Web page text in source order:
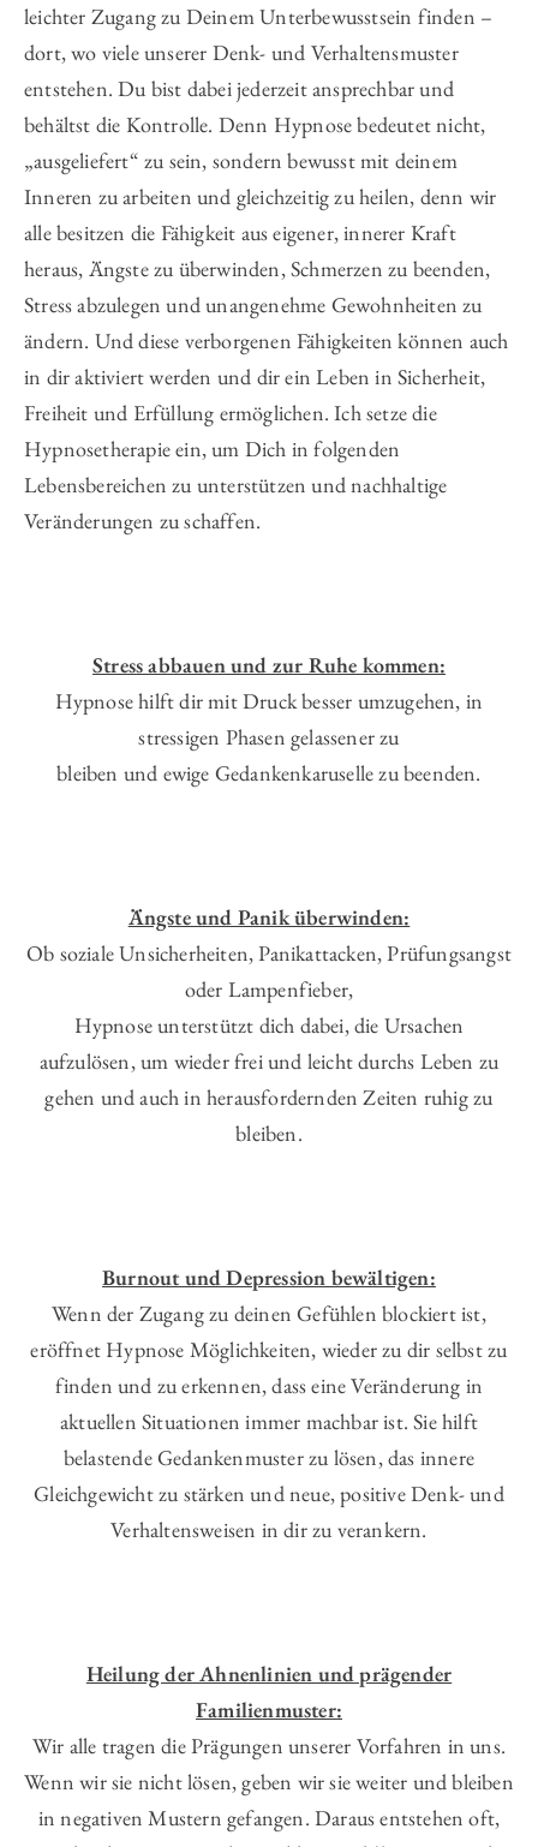
leichter Zugang zu Deinem Unterbewusstsein finden –
dort, wo viele unserer Denk- und Verhaltensmuster
entstehen. Du bist dabei jederzeit ansprechbar und
behältst die Kontrolle. Denn Hypnose bedeutet nicht,
„ausgeliefert“ zu sein, sondern bewusst mit deinem
Inneren zu arbeiten und gleichzeitig zu heilen, denn wir
alle besitzen die Fähigkeit aus eigener, innerer Kraft
heraus, Ängste zu überwinden, Schmerzen zu beenden,
Stress abzulegen und unangenehme Gewohnheiten zu
ändern. Und diese verborgenen Fähigkeiten können auch
in dir aktiviert werden und dir ein Leben in Sicherheit,
Freiheit und Erfüllung ermöglichen. Ich setze die
Hypnosetherapie ein, um Dich in folgenden
Lebensbereichen zu unterstützen und nachhaltige
Veränderungen zu schaffen.
Stress abbauen und zur Ruhe kommen:
Hypnose hilft dir mit Druck besser umzugehen, in
stressigen Phasen gelassener zu
bleiben und ewige Gedankenkaruselle zu beenden.
Ängste und Panik überwinden:
Ob soziale Unsicherheiten, Panikattacken, Prüfungsangst
oder Lampenfieber,
Hypnose unterstützt dich dabei, die Ursachen
aufzulösen, um wieder frei und leicht durchs Leben zu
gehen und auch in herausfordernden Zeiten ruhig zu
bleiben.
Burnout und Depression bewältigen:
Wenn der Zugang zu deinen Gefühlen blockiert ist,
eröffnet Hypnose Möglichkeiten, wieder zu dir selbst zu
finden und zu erkennen, dass eine Veränderung in
aktuellen Situationen immer machbar ist. Sie hilft
belastende Gedankenmuster zu lösen, das innere
Gleichgewicht zu stärken und neue, positive Denk- und
Verhaltensweisen in dir zu verankern.
Heilung der Ahnenlinien und prägender
Familienmuster:
Wir alle tragen die Prägungen unserer Vorfahren in uns.
Wenn wir sie nicht lösen, geben wir sie weiter und bleiben
in negativen Mustern gefangen. Daraus entstehen oft,